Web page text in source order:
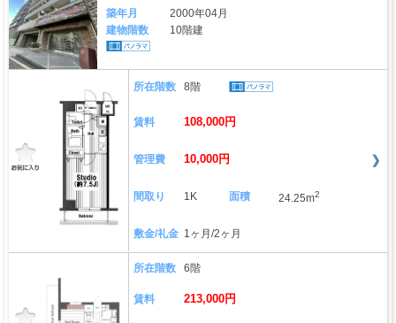
築年月
2000年04月
建物階数
10階建
所在階数 8階
賃料 108,000円
管理費 10,000円
間取り 1K 面積 24.25m2
敷金/礼金 1ヶ月/2ヶ月
所在階数 6階
賃料 213,000円